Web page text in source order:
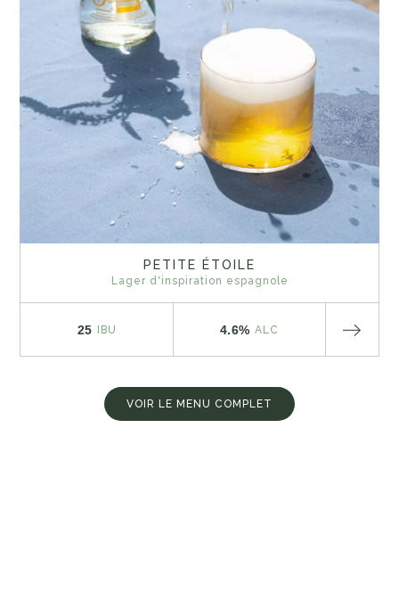
PETITE ÉTOILE
Lager d'inspiration espagnole
25 IBU 4.6% ALC
VOIR LE MENU COMPLET